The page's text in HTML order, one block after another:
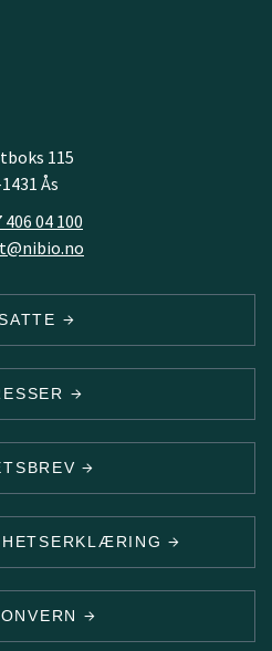
115
Ås
406 04 100